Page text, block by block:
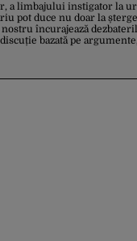
a limbajului instigator la
pot duce nu doar la
încurajează
bazată pe